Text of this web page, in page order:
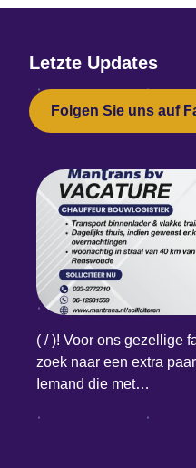
Letzte Updates
Folgen Sie uns auf
( / )! Voor ons gezellige
zoek naar een extra
Iemand die met…